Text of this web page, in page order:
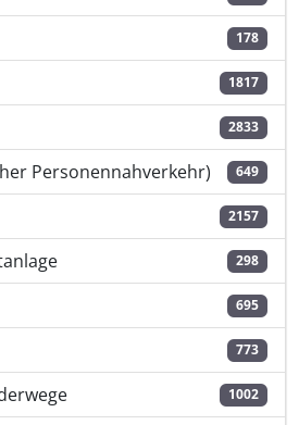
178
1817
2833
Personennahverkehr) 649
2157
298
695
773
1002